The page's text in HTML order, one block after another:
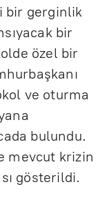
bir gerginlik
bir
özel bir
ve oturma
bulundu.
mevcut krizin
gösterildi.